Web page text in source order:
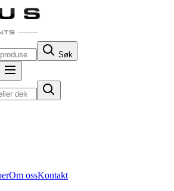
Søk
Om ossKontakt